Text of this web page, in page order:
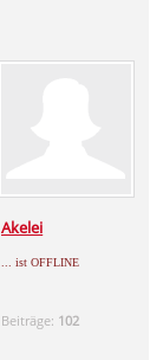
Akelei
... ist OFFLINE
Beiträge: 102